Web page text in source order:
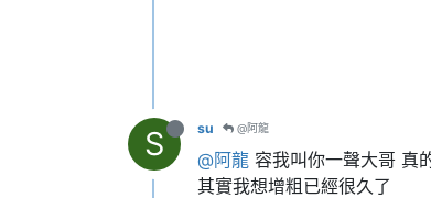
S su @阿龍
@阿龍 容我叫你一聲大哥 真
其實我想增粗已經很久了